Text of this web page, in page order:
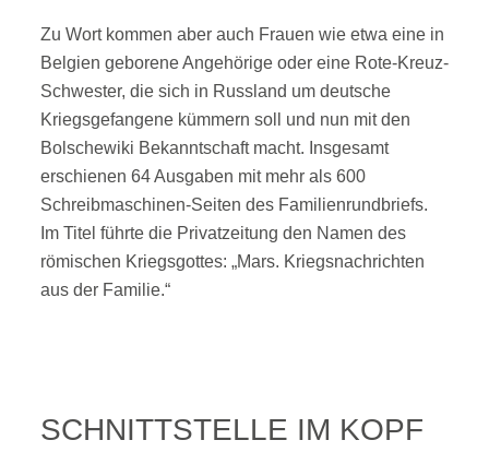
Zu Wort kommen aber auch Frauen wie etwa eine in
Belgien geborene Angehörige oder eine Rote-Kreuz-
Schwester, die sich in Russland um deutsche
Kriegsgefangene kümmern soll und nun mit den
Bolschewiki Bekanntschaft macht. Insgesamt
erschienen 64 Ausgaben mit mehr als 600
Schreibmaschinen-Seiten des Familienrundbriefs.
Im Titel führte die Privatzeitung den Namen des
römischen Kriegsgottes: „Mars. Kriegsnachrichten
aus der Familie.“
SCHNITTSTELLE IM KOPF